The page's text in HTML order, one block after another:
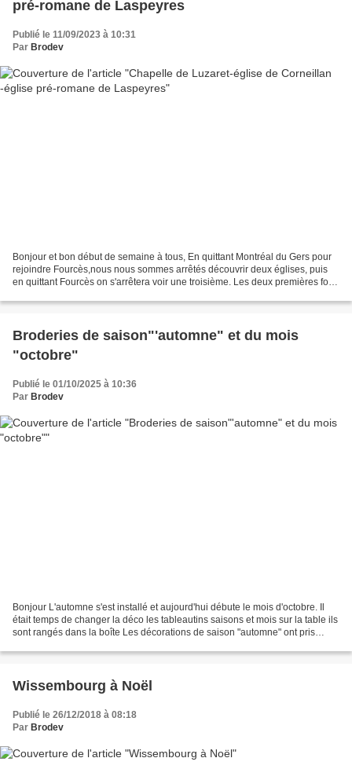
pré-romane de Laspeyres
Publié le 11/09/2023 à 10:31
Par Brodev
Bonjour et bon début de semaine à tous, En quittant Montréal du Gers pour
rejoindre Fourcès,nous nous sommes arrêtés découvrir deux églises, puis
en quittant Fourcès on s'arrêtera voir une troisième. Les deux premières font
Broderies de saison"'automne" et du mois
"octobre"
Publié le 01/10/2025 à 10:36
Par Brodev
Bonjour L'automne s'est installé et aujourd'hui débute le mois d'octobre. Il
était temps de changer la déco les tableautins saisons et mois sur la table ils
sont rangés dans la boîte Les décorations de saison "automne" ont pris
Wissembourg à Noël
Publié le 26/12/2018 à 08:18
Par Brodev